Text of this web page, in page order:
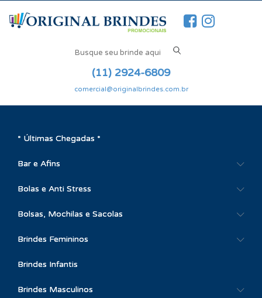
(11) 2924-6809
comercial@originalbrindes.com.br
* Últimas Chegadas *
Bar e Afins
Bolas e Anti Stress
Bolsas, Mochilas e Sacolas
Brindes Femininos
Brindes Infantis
Brindes Masculinos